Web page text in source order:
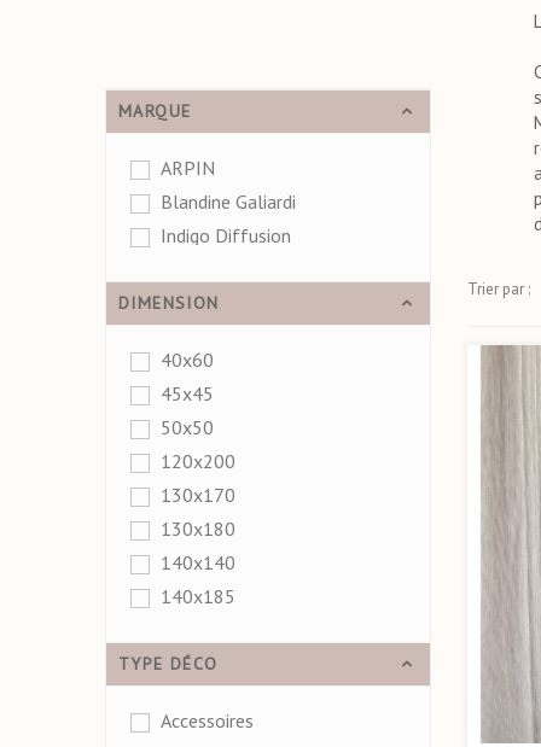
MARQUE
ARPIN
Blandine Galiardi
Indigo Diffusion
DIMENSION
40x60
45x45
50x50
120x200
130x170
130x180
140x140
140x185
TYPE DÉCO
Accessoires
Trier par :